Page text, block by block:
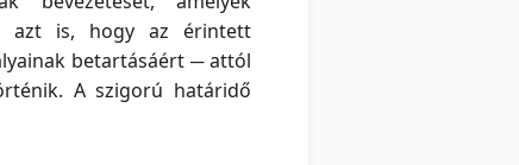
azt is, hogy az érintett
betartásáért ─ attól
A szigorú határidő